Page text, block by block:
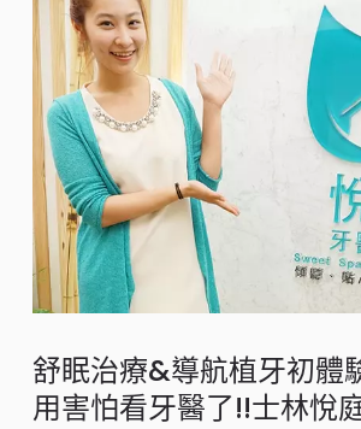
舒眠治療&導航植牙初體
用害怕看牙醫了!!士林悅